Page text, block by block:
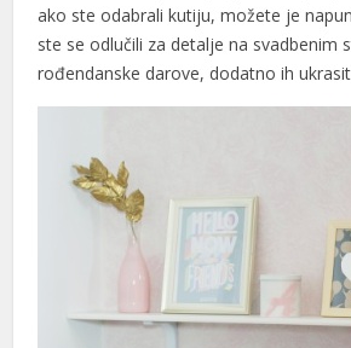
ako ste odabrali kutiju, možete je
ste se odlučili za detalje na svadbenim
rođendanske darove, dodatno ih